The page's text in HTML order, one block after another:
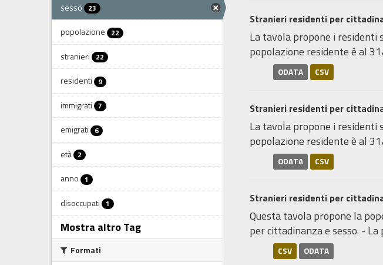
sesso 23
popolazione 22
stranieri 22
residenti 9
immigrati 7
emigrati 6
età 2
anno 1
disoccupati 1
Mostra altro Tag
Formati
Stranieri residenti per
La tavola propone i residenti
popolazione residente è al
ODATA CSV
Stranieri residenti per
La tavola propone i residenti
popolazione residente è al
ODATA CSV
Stranieri residenti per
Questa tavola propone la
per cittadinanza e sesso. -
CSV ODATA